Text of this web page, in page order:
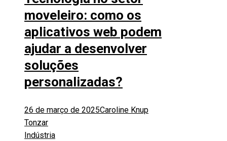
moveleiro: como os
aplicativos web podem
ajudar a desenvolver
soluções
personalizadas?
26 de março de 2025Caroline Knup
Tonzar
Indústria